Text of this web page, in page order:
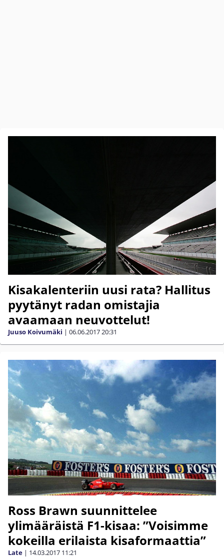
Kisakalenteriin uusi rata? Hallitus
pyytänyt radan omistajia
avaamaan neuvottelut!
Juuso Koivumäki | 06.06.201720:31
Ross Brawn suunnittelee
ylimääräistä F1-kisaa: ”Voisimme
kokeilla erilaista kisaformaattia”
Late | 14.03.2017 11:21